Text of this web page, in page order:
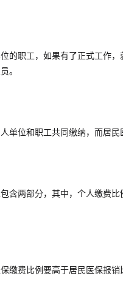
的职工，如果有了正式工作
。
单位和职工共同缴纳，而居民
含两部分，其中，个人缴费
缴费比例要高于居民医保报销